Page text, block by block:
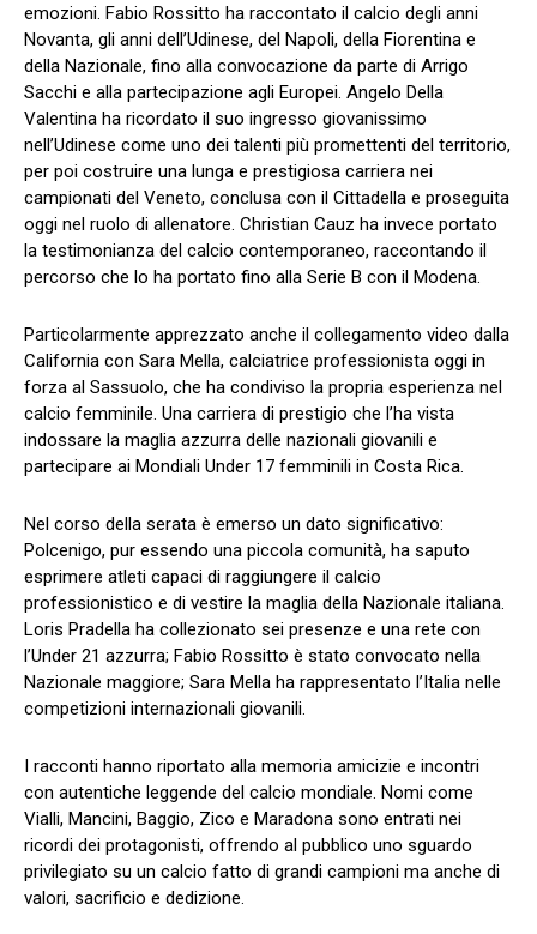
emozioni. Fabio Rossitto ha raccontato il calcio degli anni
Novanta, gli anni dell’Udinese, del Napoli, della Fiorentina e
della Nazionale, fino alla convocazione da parte di Arrigo
Sacchi e alla partecipazione agli Europei. Angelo Della
Valentina ha ricordato il suo ingresso giovanissimo
nell’Udinese come uno dei talenti più promettenti del territorio,
per poi costruire una lunga e prestigiosa carriera nei
campionati del Veneto, conclusa con il Cittadella e proseguita
oggi nel ruolo di allenatore. Christian Cauz ha invece portato
la testimonianza del calcio contemporaneo, raccontando il
percorso che lo ha portato fino alla Serie B con il Modena.
Particolarmente apprezzato anche il collegamento video dalla
California con Sara Mella, calciatrice professionista oggi in
forza al Sassuolo, che ha condiviso la propria esperienza nel
calcio femminile. Una carriera di prestigio che l’ha vista
indossare la maglia azzurra delle nazionali giovanili e
partecipare ai Mondiali Under 17 femminili in Costa Rica.
Nel corso della serata è emerso un dato significativo:
Polcenigo, pur essendo una piccola comunità, ha saputo
esprimere atleti capaci di raggiungere il calcio
professionistico e di vestire la maglia della Nazionale italiana.
Loris Pradella ha collezionato sei presenze e una rete con
l’Under 21 azzurra; Fabio Rossitto è stato convocato nella
Nazionale maggiore; Sara Mella ha rappresentato l’Italia nelle
competizioni internazionali giovanili.
I racconti hanno riportato alla memoria amicizie e incontri
con autentiche leggende del calcio mondiale. Nomi come
Vialli, Mancini, Baggio, Zico e Maradona sono entrati nei
ricordi dei protagonisti, offrendo al pubblico uno sguardo
privilegiato su un calcio fatto di grandi campioni ma anche di
valori, sacrificio e dedizione.